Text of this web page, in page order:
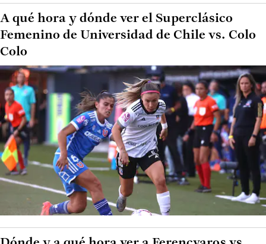
A qué hora y dónde ver el Superclásico
Femenino de Universidad de Chile vs. Colo
Colo